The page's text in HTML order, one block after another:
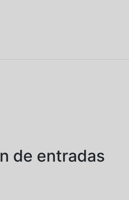
de entradas